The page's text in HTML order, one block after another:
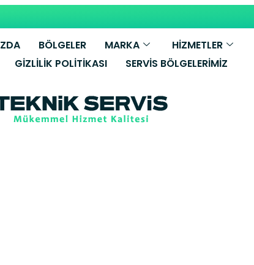
BÖLGELER MARKA HİZMETLER
GIZLILIK POLITIKASI SERVIS BÖLGELERIMIZ